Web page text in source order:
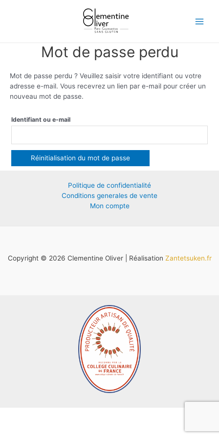
Menu
Mot de passe perdu
Mot de passe perdu ? Veuillez saisir votre identifiant ou votre
adresse e-mail. Vous recevrez un lien par e-mail pour créer un
nouveau mot de passe.
Identifiant ou e-mail
Réinitialisation du mot de passe
Politique de confidentialité
Conditions generales de vente
Mon compte
Copyright © 2026 Clementine Oliver | Réalisation Zantetsuken.fr